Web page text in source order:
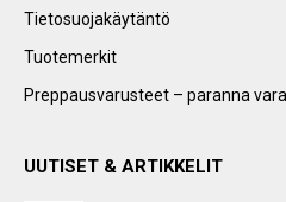
Tietosuojakäytäntö
Tuotemerkit
Preppausvarusteet – paranna
UUTISET & ARTIKKELIT